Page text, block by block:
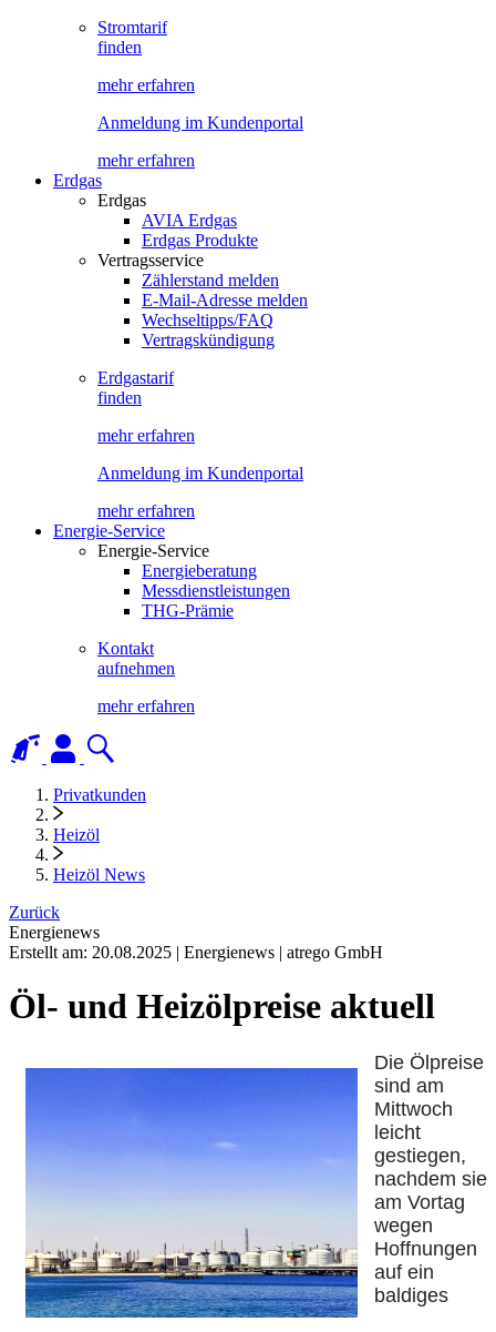
Stromtarif
finden
mehr erfahren
Anmeldung im Kundenportal
mehr erfahren
Erdgas
Erdgas
AVIA Erdgas
Erdgas Produkte
Vertragsservice
Zählerstand melden
E-Mail-Adresse melden
Wechseltipps/FAQ
Vertragskündigung
Erdgastarif
finden
mehr erfahren
Anmeldung im Kundenportal
mehr erfahren
Energie-Service
Energie-Service
Energieberatung
Messdienstleistungen
THG-Prämie
Kontakt
aufnehmen
mehr erfahren
Privatkunden
Heizöl
Heizöl News
Zurück
Energienews
Erstellt am: 20.08.2025 | Energienews | atrego GmbH
Öl- und Heizölpreise aktuell
Die Ölpreise
sind am
Mittwoch
leicht
gestiegen,
nachdem sie
am Vortag
wegen
Hoffnungen
auf ein
baldiges